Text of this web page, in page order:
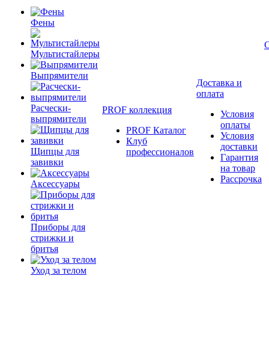
Фены
Мультистайлеры
Выпрямители
Расчески-
выпрямители
Щипцы для
завивки
Аксессуары
Приборы для
стрижки и
бритья
Уход за телом
PROF коллекция
PROF Каталог
Клуб
профессионалов
Доставка и
оплата
Условия
оплаты
Условия
доставки
Гарантия
на товар
Рассрочка